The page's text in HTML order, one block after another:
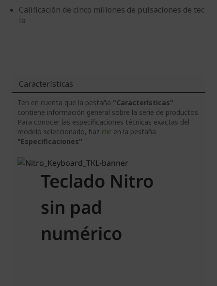
Calificación de cinco millones de pulsaciones de tec
la
Características
Ten en cuenta que la pestaña "Características"
contiene información general sobre la serie de productos.
Para conocer las especificaciones técnicas exactas del
modelo seleccionado, haz clic en la pestaña
"Especificaciones".